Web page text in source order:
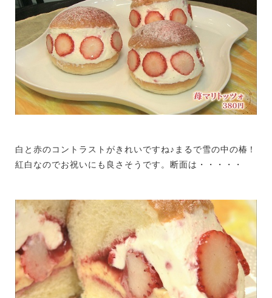
白と赤のコントラストがきれいですね♪まるで雪の中の椿！
紅白なのでお祝いにも良さそうです。断面は・・・・・